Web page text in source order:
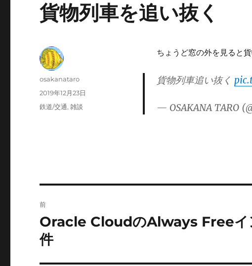
貨物列車を追い抜く
ちょうど窓の外を見ると
貨物列車追い抜く
— OSAKANA TARO
投
osakanataro
投
稿
2019年12月23日
カ
鉄道/交通,雑談
稿
ナ
前
前
の
投
稿:
Oracle CloudのAlways Freeイ
件